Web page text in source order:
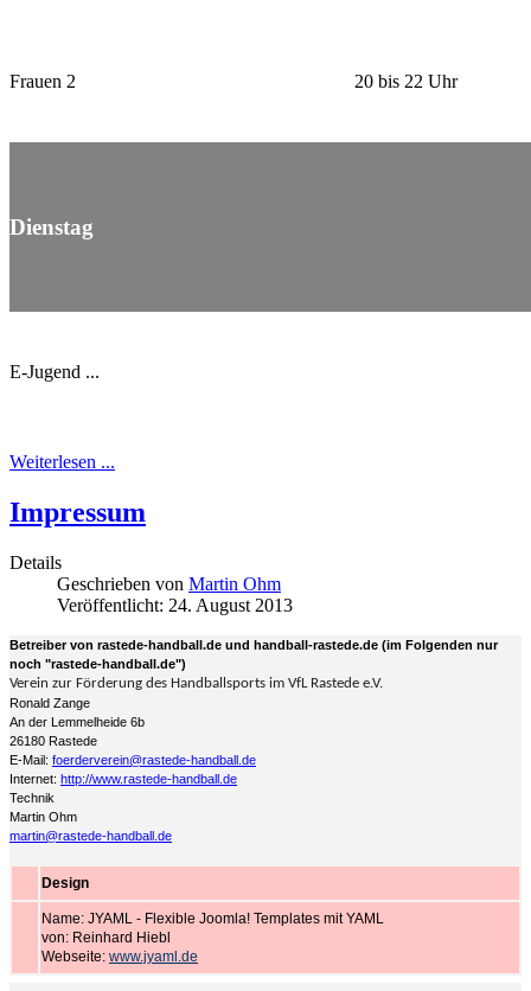
Frauen 2 20 bis 22 Uhr
Dienstag
E-Jugend ...
Weiterlesen ...
Impressum
Details
Geschrieben von Martin Ohm
Veröffentlicht: 24. August 2013
Betreiber von rastede-handball.de und handball-rastede.de (im Folgenden nur
noch "rastede-handball.de")
Verein zur Förderung des Handballsports im VfL Rastede e.V.
Ronald Zange
An der Lemmelheide 6b
26180 Rastede
E-Mail: foerderverein@rastede-handball.de
Internet: http://www.rastede-handball.de
Technik
Martin Ohm
martin@rastede-handball.de
Design
Name: JYAML - Flexible Joomla! Templates mit YAML
von: Reinhard Hiebl
Webseite: www.jyaml.de